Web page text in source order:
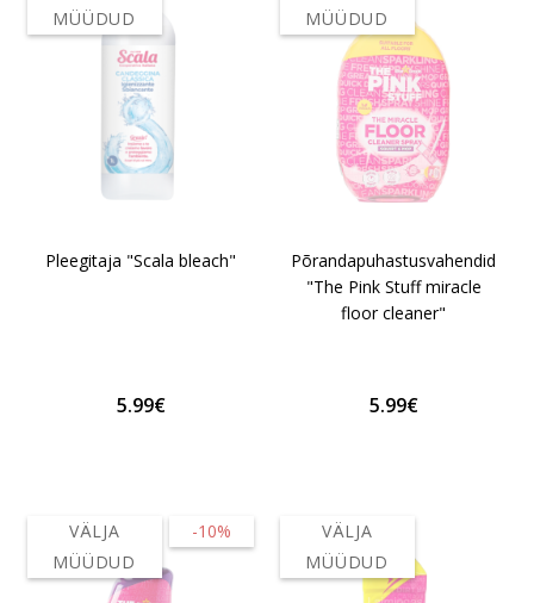
MÜÜDUD
Pleegitaja "Scala bleach"
5.99€
MÜÜDUD
Põrandapuhastusvahendid
"The Pink Stuff miracle
floor cleaner"
5.99€
-10%
VÄLJA
MÜÜDUD
VÄLJA
MÜÜDUD